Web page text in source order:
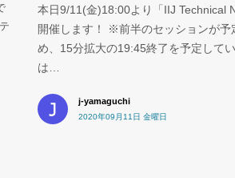
本日9/11(金)18:00より「IIJ Technical
開催します！ ※前半のセッションが予
め、15分拡大の19:45終了を予定して
は…
j-yamaguchi
2020年09月11日 金曜日